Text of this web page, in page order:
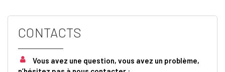
CONTACTS
Vous avez une question, vous avez un problème,